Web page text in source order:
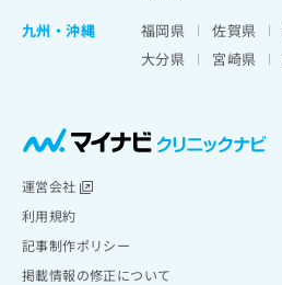
九州・沖縄
福岡県 佐賀県
大分県
宮崎県
運営会社
利用規約
記事制作ポリシー
掲載情報の修正について